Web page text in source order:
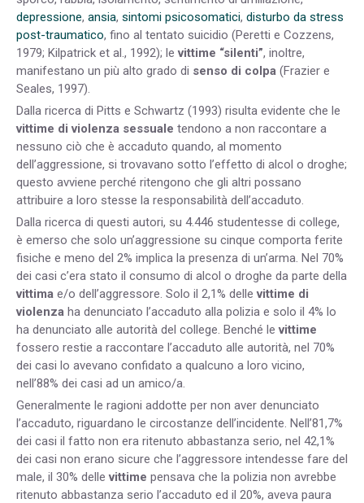
depressione, ansia, sintomi psicosomatici, disturbo da stress
post-traumatico, fino al tentato suicidio (Peretti e Cozzens,
1979; Kilpatrick et al., 1992); levittime “silenti”, inoltre,
manifestano un più alto grado di senso di colpa (Frazier e
Seales, 1997).
Dalla ricerca di Pitts e Schwartz (1993) risulta evidente che le
vittime di violenza sessuale tendono a non raccontare a
nessuno ciò che è accaduto quando, al momento
dell’aggressione, si trovavano sotto l’effetto di alcol o droghe;
questo avviene perché ritengono che gli altri possano
attribuire a loro stesse la responsabilità dell’accaduto.
Dalla ricerca di questi autori, su 4.446 studentesse di college,
è emerso che solo un’aggressione su cinque comporta ferite
fisiche e meno del 2% implica la presenza di un’arma. Nel 70%
dei casi c’era stato il consumo di alcol o droghe da parte della
vittima e/o dell’aggressore. Solo il 2,1% delle vittime di
violenza ha denunciato l’accaduto alla polizia e solo il 4% lo
ha denunciato alle autorità del college. Benché levittime
fossero restie a raccontare l’accaduto alle autorità, nel 70%
dei casi lo avevano confidato a qualcuno a loro vicino,
nell’88% dei casi ad un amico/a.
Generalmente le ragioni addotte per non aver denunciato
l’accaduto, riguardano le circostanze dell’incidente. Nell’81,7%
dei casi il fatto non era ritenuto abbastanza serio, nel 42,1%
dei casi non erano sicure che l’aggressore intendesse fare del
male, il 30% dellevittime pensava che la polizia non avrebbe
ritenuto abbastanza serio l’accaduto ed il 20%, aveva paura